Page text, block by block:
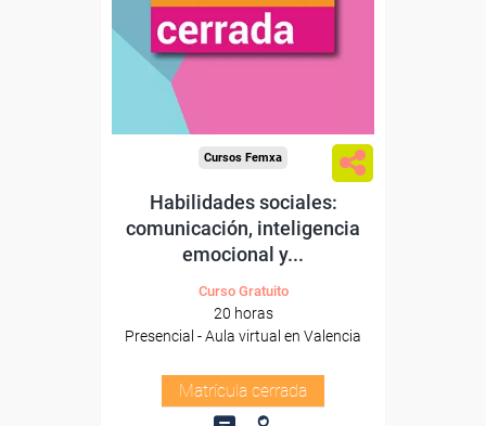
Cursos Femxa
Habilidades sociales:
comunicación, inteligencia
emocional y...
Curso Gratuito
20 horas
Presencial - Aula virtual en Valencia
Matrícula cerrada